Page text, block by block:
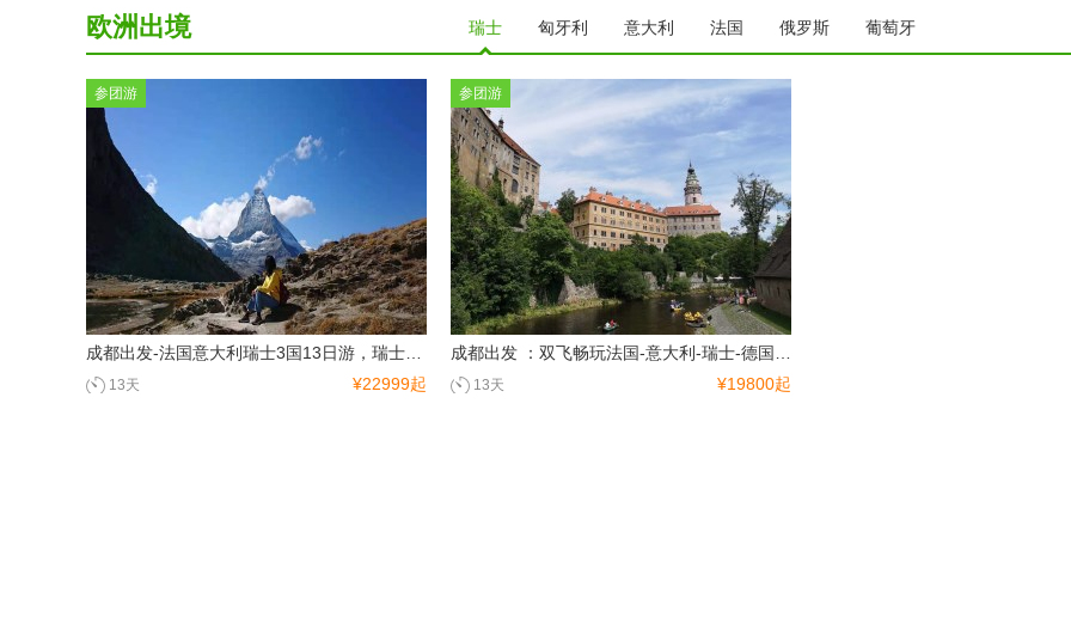
巴厘岛 沙巴
长滩岛
欧洲出境 瑞士 匈牙利 意大利 法国 俄罗斯 葡萄牙
参团游
¥22999起
13天
参团游
¥19800起
13天